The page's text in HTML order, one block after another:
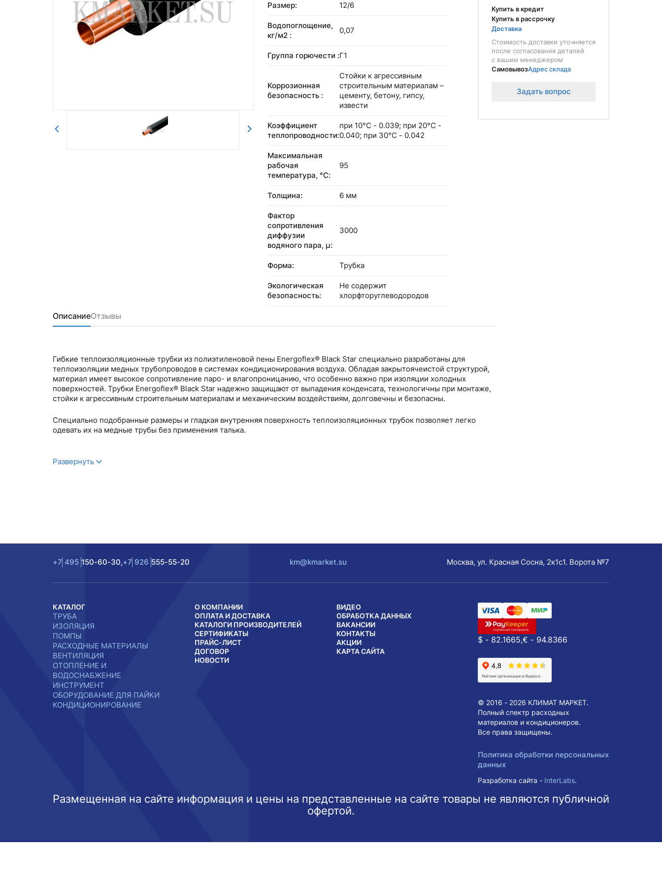
Размер: 12/6
Водопоглощение,
кг/м2 :
0,07
Группа горючести :Г1
Коррозионная
безопасность :
Cтойки к агрессивным
строительным материалам –
цементу, бетону, гипсу,
извести
Коэффициент
теплопроводности:
при 10°С - 0.039; при 20°С -
0.040; при 30°С - 0.042
Максимальная
рабочая
температура, °С:
95
Толщина: 6 мм
Фактор
сопротивления
диффузии
водяного пара, μ:
3000
Форма: Трубка
Экологическая
безопасность:
Не содержит
хлорфторуглеводородов
Купить в кредит
Купить в рассрочку
Доставка
Стоимость доставки уточняется
после согласования деталей
с вашим менеджером
СамовывозАдрес склада
Задать вопрос
ОписаниеОтзывы
Гибкие теплоизоляционные трубки из полиэтиленовой пены Energoflex® Black Star специально разработаны для
теплоизоляции медных трубопроводов в системах кондиционирования воздуха. Обладая закрытоячеистой структурой,
материал имеет высокое сопротивление паро- и влагопроницанию, что особенно важно при изоляции холодных
поверхностей. Трубки Energoflex® Black Star надежно защищают от выпадения конденсата, технологичны при монтаже,
стойки к агрессивным строительным материалам и механическим воздействиям, долговечны и безопасны.
Специально подобранные размеры и гладкая внутренняя поверхность теплоизоляционных трубок позволяет легко
одевать их на медные трубы без применения талька.
Развернуть
Авторизоваться
+7 495 150-60-30,+7 926 555-55-20 km@kmarket.su Москва, ул. Красная Сосна, 2к1с1. Ворота №7
КАТАЛОГ
ТРУБА
ИЗОЛЯЦИЯ
ПОМПЫ
РАСХОДНЫЕ МАТЕРИАЛЫ
ВЕНТИЛЯЦИЯ
ОТОПЛЕНИЕ И
ВОДОСНАБЖЕНИЕ
ИНСТРУМЕНТ
ОБОРУДОВАНИЕ ДЛЯ ПАЙКИ
КОНДИЦИОНИРОВАНИЕ
О КОМПАНИИ
ОПЛАТА И ДОСТАВКА
КАТАЛОГИ ПРОИЗВОДИТЕЛЕЙ
СЕРТИФИКАТЫ
ПРАЙС-ЛИСТ
ДОГОВОР
НОВОСТИ
ВИДЕО
ОБРАБОТКА ДАННЫХ
ВАКАНСИИ
КОНТАКТЫ
АКЦИИ
КАРТА САЙТА
$ - 82.1665,€ - 94.8366
© 2016 - 2026 КЛИМАТ МАРКЕТ.
Полный спектр расходных
материалов и кондиционеров.
Все права защищены.
Политика обработки персональных
данных
Разработка сайта - InterLabs.
Размещенная на сайте информация и цены на представленные на сайте товары не являются публичной
офертой.